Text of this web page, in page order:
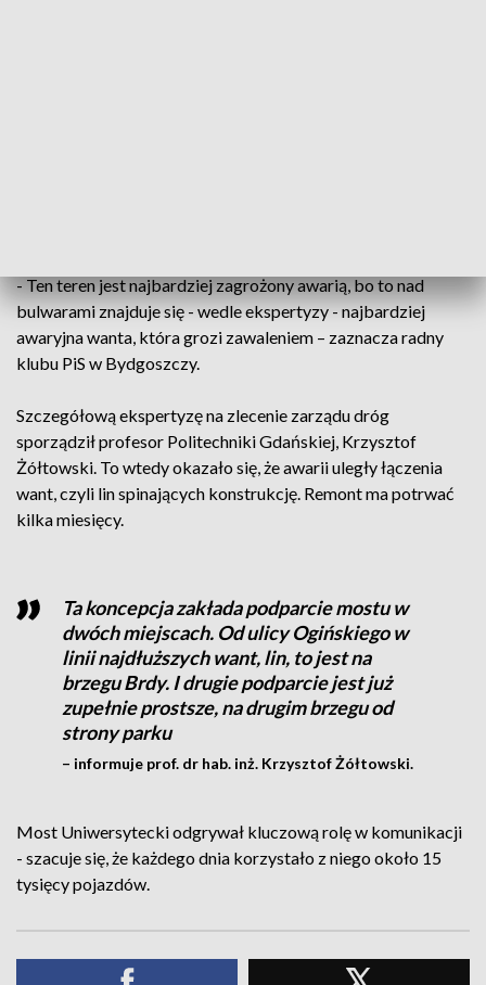
- Ten teren jest najbardziej zagrożony awarią, bo to nad
bulwarami znajduje się - wedle ekspertyzy - najbardziej
awaryjna wanta, która grozi zawaleniem – zaznacza radny
klubu PiS w Bydgoszczy.
Szczegółową ekspertyzę na zlecenie zarządu dróg
sporządził profesor Politechniki Gdańskiej, Krzysztof
Żółtowski. To wtedy okazało się, że awarii uległy łączenia
want, czyli lin spinających konstrukcję. Remont ma potrwać
kilka miesięcy.
Ta koncepcja zakłada podparcie mostu w
dwóch miejscach. Od ulicy Ogińskiego w
linii najdłuższych want, lin, to jest na
brzegu Brdy. I drugie podparcie jest już
zupełnie prostsze, na drugim brzegu od
strony parku
– informuje prof. dr hab. inż. Krzysztof Żółtowski.
Most Uniwersytecki odgrywał kluczową rolę w komunikacji
- szacuje się, że każdego dnia korzystało z niego około 15
tysięcy pojazdów.